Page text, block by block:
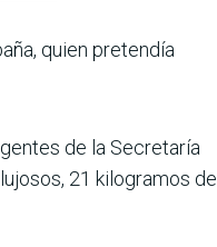
quien pretendía
de la Secretaría
21 kilogramos de